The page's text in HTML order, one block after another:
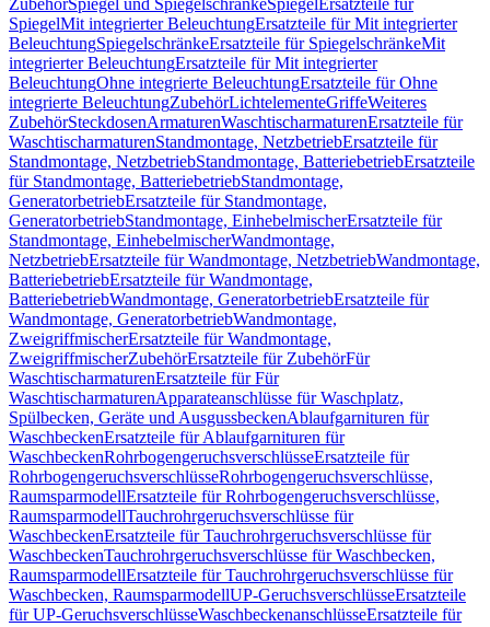
ZubehörSpiegel und SpiegelschränkeSpiegel Ersatzteile für
SpiegelMit integrierter BeleuchtungErsatzteile für Mit integrierter
BeleuchtungSpiegelschränkeErsatzteile für SpiegelschränkeMit
integrierter BeleuchtungErsatzteile für Mit integrierter
BeleuchtungOhne integrierte BeleuchtungErsatzteile für Ohne
integrierte BeleuchtungZubehörLichtelementeGriffeWeiteres
ZubehörSteckdosenArmaturenWaschtischarmaturenErsatzteile für
WaschtischarmaturenStandmontage, NetzbetriebErsatzteile für
Standmontage, NetzbetriebStandmontage, BatteriebetriebErsatzteile
für Standmontage, BatteriebetriebStandmontage,
GeneratorbetriebErsatzteile für Standmontage,
GeneratorbetriebStandmontage, EinhebelmischerErsatzteile für
Standmontage, EinhebelmischerWandmontage,
NetzbetriebErsatzteile für Wandmontage, NetzbetriebWandmontage,
BatteriebetriebErsatzteile für Wandmontage,
BatteriebetriebWandmontage, GeneratorbetriebErsatzteile für
Wandmontage, GeneratorbetriebWandmontage,
ZweigriffmischerErsatzteile für Wandmontage,
ZweigriffmischerZubehörErsatzteile für ZubehörFür
WaschtischarmaturenErsatzteile für Für
WaschtischarmaturenApparateanschlüsse für Waschplatz,
Spülbecken, Geräte und AusgussbeckenAblaufgarnituren für
WaschbeckenErsatzteile für Ablaufgarnituren für
WaschbeckenRohrbogengeruchsverschlüsseErsatzteile für
RohrbogengeruchsverschlüsseRohrbogengeruchsverschlüsse,
RaumsparmodellErsatzteile für Rohrbogengeruchsverschlüsse,
RaumsparmodellTauchrohrgeruchsverschlüsse für
WaschbeckenErsatzteile für Tauchrohrgeruchsverschlüsse für
WaschbeckenTauchrohrgeruchsverschlüsse für Waschbecken,
RaumsparmodellErsatzteile für Tauchrohrgeruchsverschlüsse für
Waschbecken, RaumsparmodellUP-GeruchsverschlüsseErsatzteile
für UP-GeruchsverschlüsseWaschbeckenanschlüsseErsatzteile für